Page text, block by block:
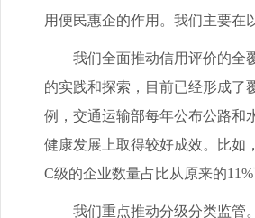
用便民惠企的作用。我们主要在
我们全面推动信用评价的全覆
的实践和探索，目前已经形成了
例，交通运输部每年公布公路和
健康发展上取得较好成效。比如
C级的企业数量占比从原来的
我们重点推动分级分类监管。